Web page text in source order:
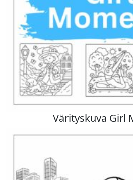
Värityskuva Girl